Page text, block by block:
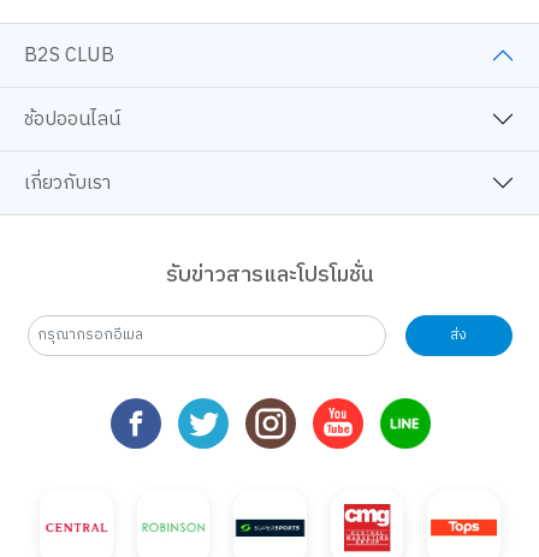
B2S CLUB
ช้อปออนไลน์
เกี่ยวกับเรา
รับข่าวสารและโปรโมชั่น
ส่ง